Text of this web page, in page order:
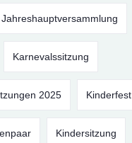
Jahreshauptversammlung
Karnevalssitzung
2025 Kinderfest
Kindersitzung